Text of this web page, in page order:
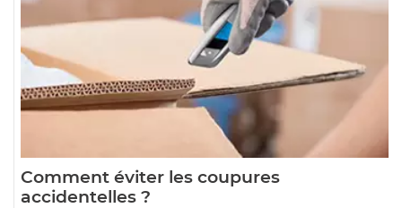
Comment éviter les coupures
accidentelles ?